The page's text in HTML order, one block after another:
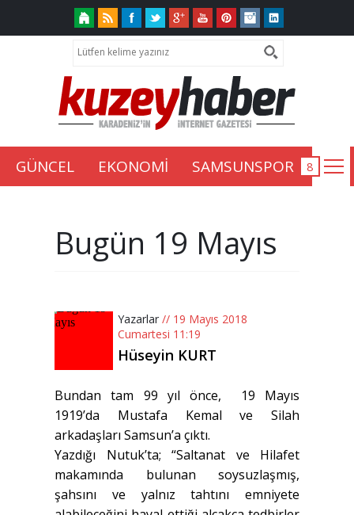
GÜNCEL EKONOMİ SAMSUNSPOR
Bugün 19 Mayıs
Yazarlar // 19 Mayıs 2018
Cumartesi 11:19
Hüseyin KURT
Bundan tam 99 yıl önce, 19 Mayıs
1919’da Mustafa Kemal ve Silah
arkadaşları Samsun’a çıktı.
Yazdığı Nutuk’ta; “Saltanat ve Hilafet
makamında bulunan soysuzlaşmış,
şahsını ve yalnız tahtını emniyete